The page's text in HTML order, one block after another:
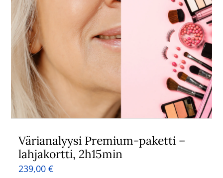
Värianalyysi Premium-paketti –
lahjakortti, 2h15min
239,00€